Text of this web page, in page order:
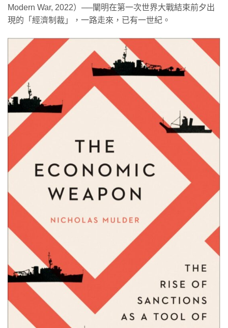
Modern War, 2022）──闡明在第一次世界大戰結束前夕出
現的「經濟制裁」，一路走來，已有一世紀。